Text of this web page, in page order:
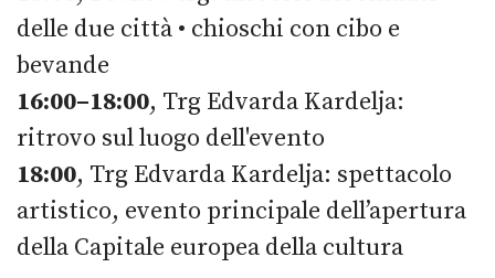
delle due città • chioschi con cibo e
bevande
16:00–18:00, Trg Edvarda Kardelja:
ritrovo sul luogo dell'evento
18:00, Trg Edvarda Kardelja: spettacolo
artistico, evento principale dell’apertura
della Capitale europea della cultura